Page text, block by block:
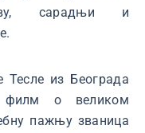
сарадњи и
из Београда
филм о великом
пажњу званица